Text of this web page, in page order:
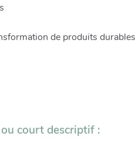
de produits
court descriptif :